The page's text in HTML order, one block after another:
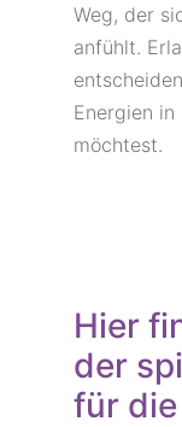
Weg, der
anfühlt.
Energien
möchtest.
Hier
der
für